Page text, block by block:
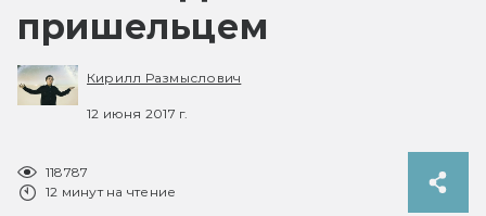
пришельцем
Кирилл Размыслович
12 июня 2017 г.
118787
12 минут на чтение